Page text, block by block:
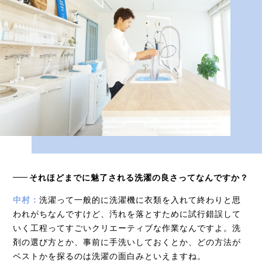
それほどまでに魅了される洗濯の良さってなんですか？
中村：洗濯って一般的に洗濯機に衣類を入れて終わりと思
われがちなんですけど、汚れを落とすために試行錯誤して
いく工程ってすごいクリエーティブな作業なんですよ。洗
剤の選び方とか、事前に手洗いしておくとか、どの方法が
ベストかを探るのは洗濯の面白みといえますね。